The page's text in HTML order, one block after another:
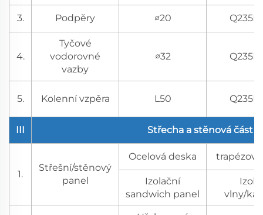
3. Podpěry ∅20 Q235B
4.
Tyčové
vodorovné
vazby
∅32 Q235B
5. Kolenní vzpěra L50 Q235B
III Střecha a stěnová část
1.
Střešní/stěnový
panel
Ocelová deska
Izolační
sandwich panel
vlny/